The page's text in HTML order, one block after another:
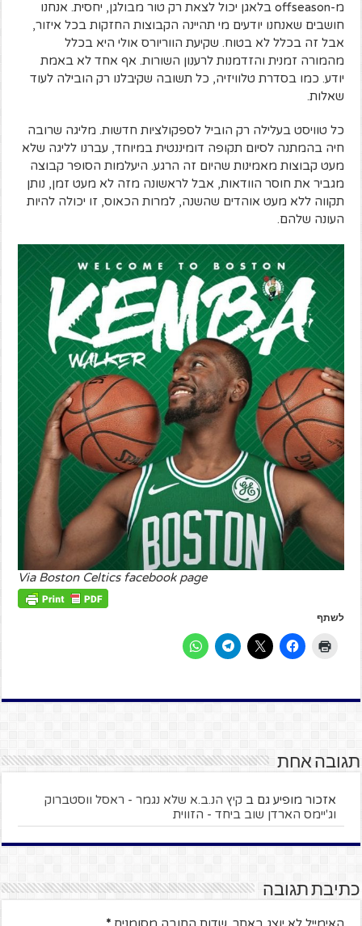
מ-offseason בלאגן יכול לצאת רק טור מבולגן, יחסית. אנחנו
חושבים שאנחנו יודעים מי תהיינה הקבוצות החזקות בכל איזור,
אבל זה בכלל לא בטוח. שקיעת הווריורס אולי היא בכלל
מהמורה זמנית והזדמנות לרענון השורות. אף אחד לא באמת
יודע. כמו בסדרת טלוויזיה, כל תשובה שקיבלנו רק הובילה לעוד
שאלות.
כל טוויסט בעלילה רק הוביל לספקולציות חדשות. מליגה שרובה
חיה בהמתנה לסיום תקופה דומיננטית במיוחד, עברנו לליגה שלא
מעט קבוצות מאמינות שהיום זה הרגע. היעלמות הסופר קבוצה
מגביר את חוסר הוודאות, אבל לראשונה מזה לא מעט זמן, נותן
תקווה ללא מעט אוהדים שהשנה, למרות הכאוס, זו יכולה להיות
העונה שלהם.
Via Boston Celtics facebook page
לשתף
תגובה אחת
אזכור מופיע גם ב קיץ הנ.ב.א שלא נגמר - ראסל ווסטברוק
וג'יימס הארדן שוב ביחד - הזווית
כתיבת תגובה